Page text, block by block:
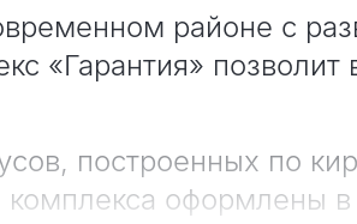
районе с
«Гарантия» позволит
построенных по
комплекса оформлены в